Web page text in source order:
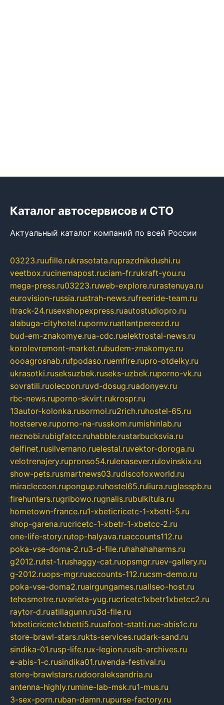
Каталог автосервисов и СТО
Актуальный каталог компаний по всей России
03223.ruufille.rukrasotata.ruprazdnikdushi.ru
veetbox.rucinemapost.ruciam-fr.rukraft-you.ru
mega-press.ru03223.ruweb-explore.rurastenuya.ru
eurovision-russia.rustrah-news.rufreeride-team.ru
itrack-24.rusexshopexpress.ruautostudiopro.ru
alabuga-cityhotel.rupornv.ruatlantpereezd.ru
bud-em-znakomye.rua-cdc.ruelektrostal-news.ru
korolevremont-market.rubudem-znakomye.ru
oooagrosnab.rufpodaso.ruemfire.rupro-otdelky.ru
ukrasotki.ruseksuzbek.ruseks-uzbek.ruporno-vk.ru
sovratili.ruolecoon.ruvd-dosug.ruadonyev.ru
rbc-news.ruporno-skvirt.rukrospr.ru
13autor-kolonka.rusormol.ru2rich.ruhostel-65.ru
hostserve.ruporno-na-russkom.rumishinlab.ru
neznobi.rubigfatcc.ruhabble.rustarbucksvia.ru
delfinet.rusilvernano.ruelestal.ruvektor-doroga.ru
velotrenajery.rupronso54.rulenasever.rulovinskix.ru
show-pets.rusmartnews03.rudiscofoxworld.ru
miraclecoon.rupongup.ruhostel65.ruliura.ruglasspb.ru
firehunters.rugribowo.rugnalis.rubulkitula.ru
hometown-france.ru1-xbeticricetc-1-xbetti-5.ru
shop-garena.rucricetc-1-xbetr-1-xbetcc-2.ru
one-life-story.rutop-halyava.ruaccounts112.ru
poka-vse-doma-2.ru3-d-file.ruhahahaharms.ru
g2012.rutst-1.rushaggy-cat.ruopsmgr.ruev-gallery.ru
g-2012.ruops-mgr.ruaccounts-112.rucsm-demo.ru
poka-vse-doma2.ruairgungames.ruallseo-host.ru
tehosmotre.ruvarieta-yug.rucricetc1xbetr1xbetcc2.ru
raytor-d.ruatillagunn.ru3d-file.ru
1xbeticricetc1xbetti5.ruuafoot-statti.rue-abis1c.ru
store-brawl-stars.rukts-services.rudark-sand.ru
sindika-01.rusp-life.rux-legion.rusib-archives.ru
e-abis-1-c.rusindika01.ruvenda-festival.ru
store-brawlstars.rudooraleksandria.ru
antenna-highly.rumine-lab-msk.ru1-mus.ru
3-sex-porn.ruban-damn.rupurse-factory.ru